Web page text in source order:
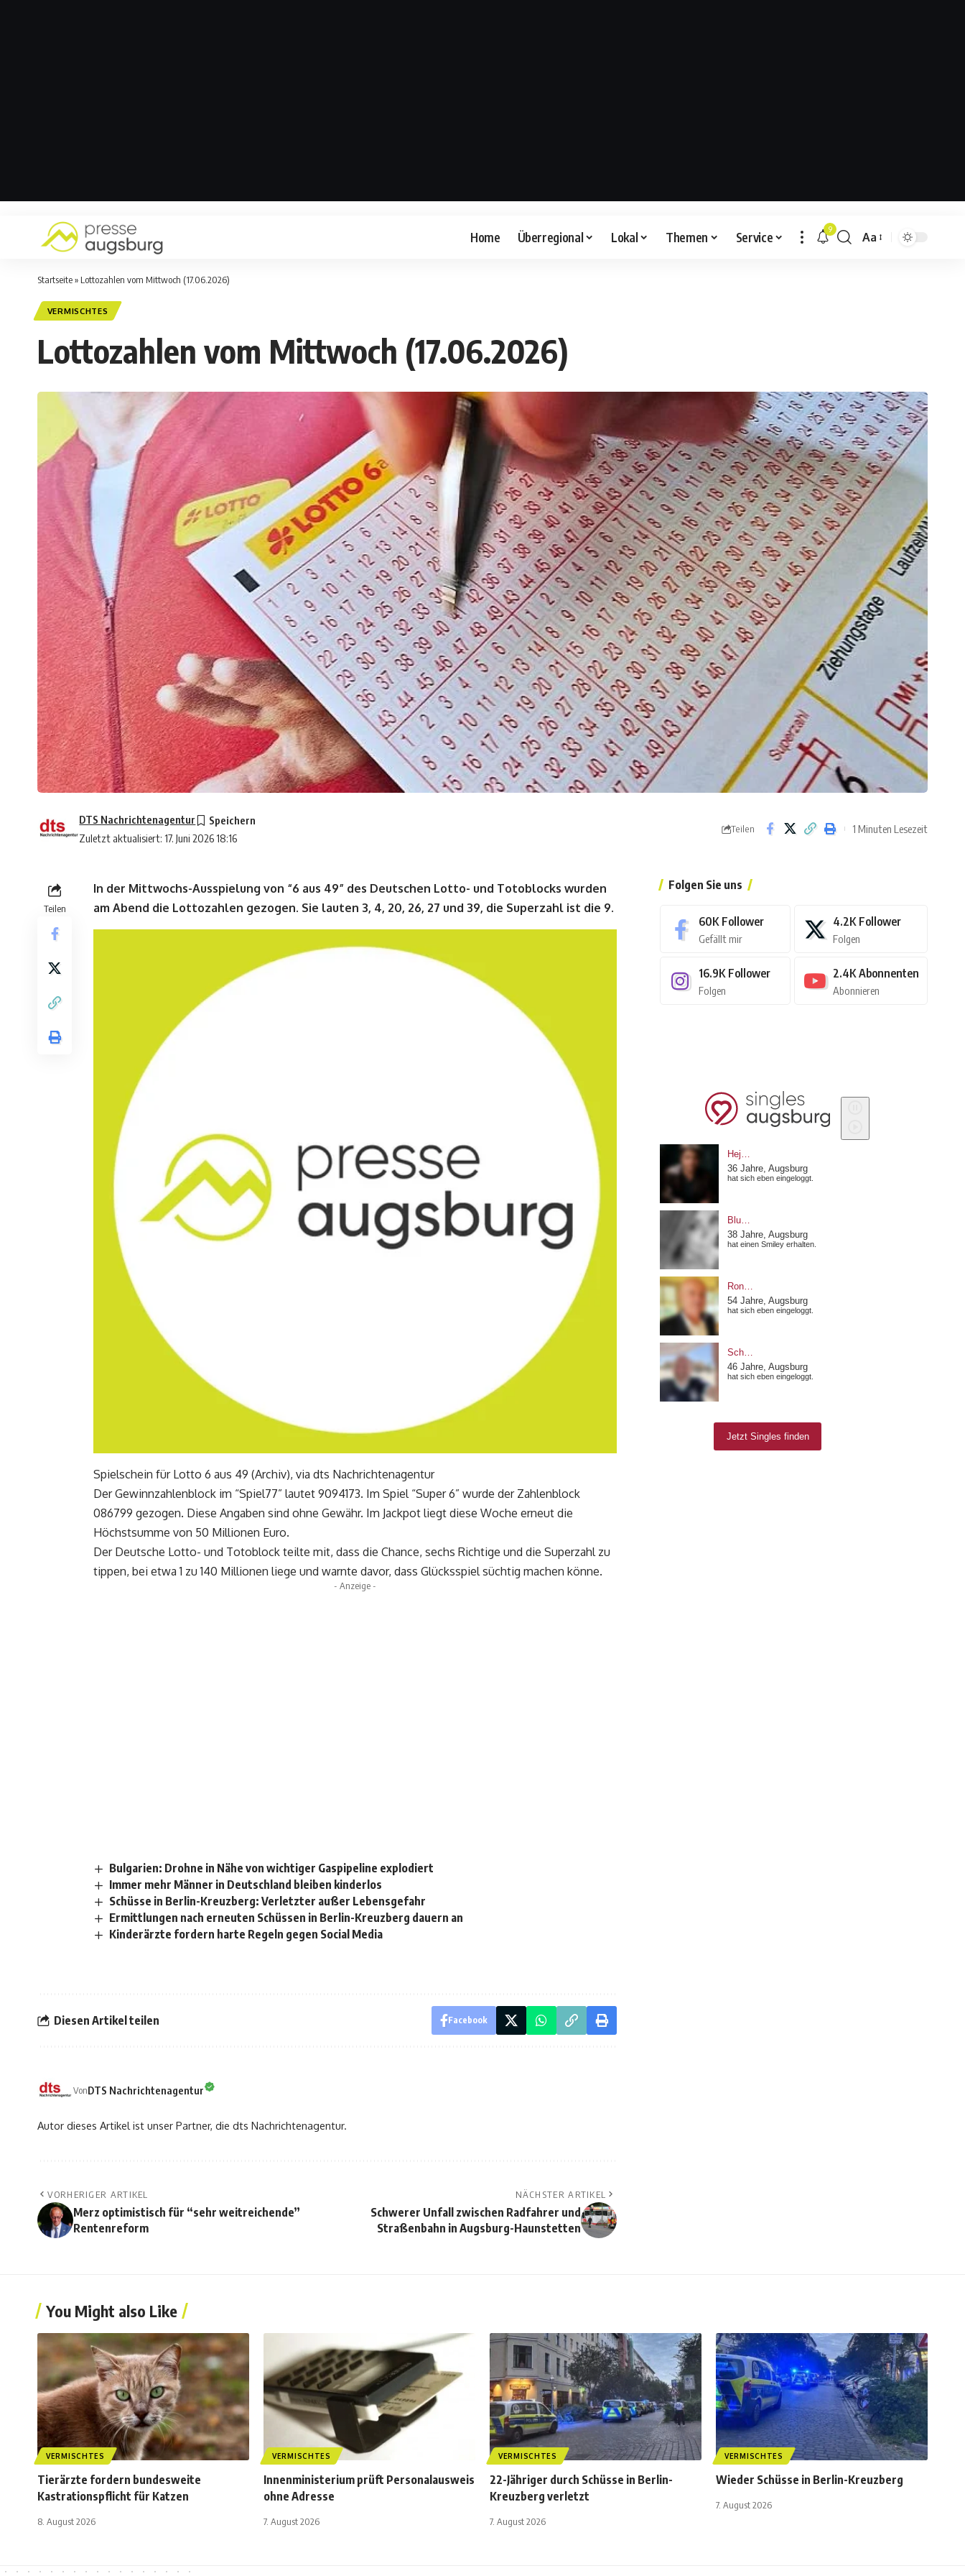
Home Überregional Lokal Themen Service 9
Aa
Startseite» Lottozahlen vom Mittwoch (17.06.2026)
VERMISCHTES
Lottozahlen vom Mittwoch (17.06.2026)
Zuletzt aktualisiert: 17. Juni 2026 18:16
DTS Nachrichtenagentur
Teilen 1 Minuten Lesezeit
Teilen
In der Mittwochs-Ausspielung von “6 aus 49” des Deutschen Lotto- und Totoblocks wurden
am Abend die Lottozahlen gezogen. Sie lauten 3, 4, 20, 26, 27 und 39, die Superzahl ist die 9.
Spielschein für Lotto 6 aus 49 (Archiv), via dts Nachrichtenagentur
Der Gewinnzahlenblock im “Spiel77” lautet 9094173. Im Spiel “Super 6” wurde der Zahlenblock
086799 gezogen. Diese Angaben sind ohne Gewähr. Im Jackpot liegt diese Woche erneut die
Höchstsumme von 50 Millionen Euro.
Der Deutsche Lotto- und Totoblock teilte mit, dass die Chance, sechs Richtige und die Superzahl zu
tippen, bei etwa 1 zu 140 Millionen liege und warnte davor, dass Glücksspiel süchtig machen könne.
- Anzeige -
Bulgarien: Drohne in Nähe von wichtiger Gaspipeline explodiert
Immer mehr Männer in Deutschland bleiben kinderlos
Schüsse in Berlin-Kreuzberg: Verletzter außer Lebensgefahr
Ermittlungen nach erneuten Schüssen in Berlin-Kreuzberg dauern an
Kinderärzte fordern harte Regeln gegen Social Media
Diesen Artikel teilen Facebook
VonDTS Nachrichtenagentur
Autor dieses Artikel ist unser Partner, die dts Nachrichtenagentur.
VORHERIGER ARTIKEL
Merz optimistisch für “sehr weitreichende”
Rentenreform
NÄCHSTER ARTIKEL
Schwerer Unfall zwischen Radfahrer und
Straßenbahn in Augsburg-Haunstetten
Folgen Sie uns
60K Follower
Gefällt mir
4.2K Follower
Folgen
16.9K Follower
Folgen
2.4K Abonnenten
Abonnieren
You Might also Like
VERMISCHTES
Tierärzte fordern bundesweite
Kastrationspflicht für Katzen
8. August 2026
VERMISCHTES
Innenministerium prüft Personalausweis
ohne Adresse
7. August 2026
VERMISCHTES
22-Jähriger durch Schüsse in Berlin-
Kreuzberg verletzt
7. August 2026
VERMISCHTES
Wieder Schüsse in Berlin-Kreuzberg
7. August 2026